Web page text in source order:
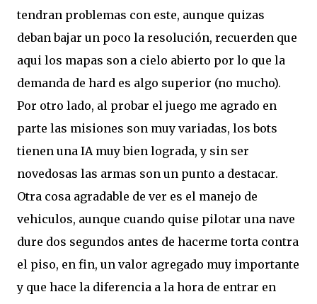
tendran problemas con este, aunque quizas
deban bajar un poco la resolución, recuerden que
aqui los mapas son a cielo abierto por lo que la
demanda de hard es algo superior (no mucho).
Por otro lado, al probar el juego me agrado en
parte las misiones son muy variadas, los bots
tienen una IA muy bien lograda, y sin ser
novedosas las armas son un punto a destacar.
Otra cosa agradable de ver es el manejo de
vehiculos, aunque cuando quise pilotar una nave
dure dos segundos antes de hacerme torta contra
el piso, en fin, un valor agregado muy importante
y que hace la diferencia a la hora de entrar en